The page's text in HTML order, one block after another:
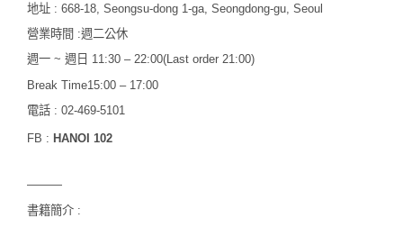
地址 : 668-18, Seongsu-dong 1-ga, Seongdong-gu, Seoul
營業時間 :週二公休
週一 ~ 週日 11:30 – 22:00(Last order 21:00)
Break Time15:00 – 17:00
電話 : 02-469-5101
FB : HANOI 102
———
書籍簡介 :